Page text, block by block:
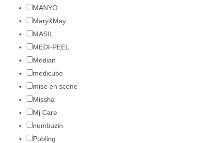
MANYO
Mary&May
MASIL
MEDI-PEEL
Median
medicube
mise en scene
Missha
Mj Care
numbuzin
Pobling